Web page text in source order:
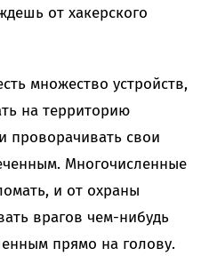
от хакерского
множество устройств,
на территорию
проворачивать свои
Многочисленные
и от охраны
врагов чем-нибудь
прямо на голову.